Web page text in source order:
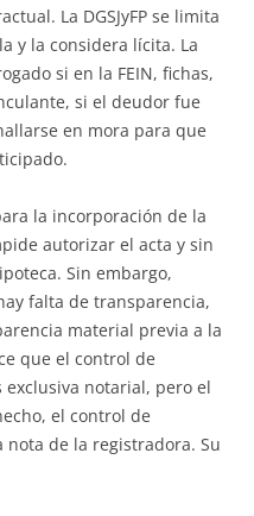
La DGSJyFP se limita
y la considera lícita. La
si en la FEIN, fichas,
si el deudor fue
en mora para que
la incorporación de la
autorizar el acta y sin
Sin embargo,
falta de transparencia,
material previa a la
que el control de
notarial, pero el
el control de
de la registradora. Su